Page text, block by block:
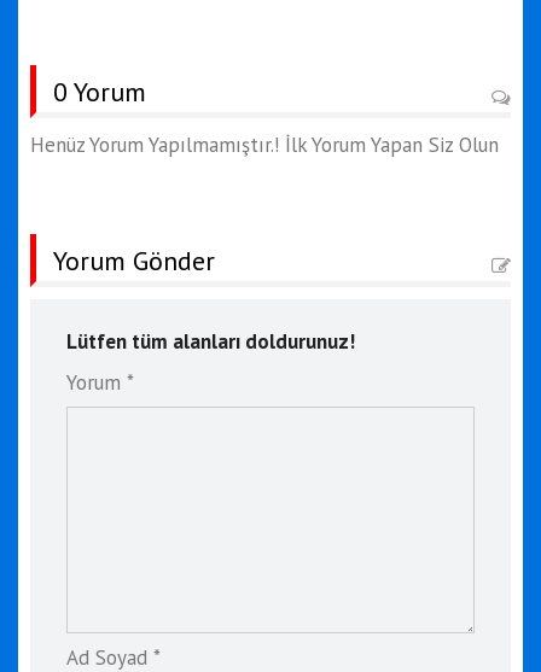
0 Yorum
Henüz Yorum Yapılmamıştır.! İlk Yorum Yapan Siz Olun
Yorum Gönder
Lütfen tüm alanları doldurunuz!
Yorum *
Ad Soyad *